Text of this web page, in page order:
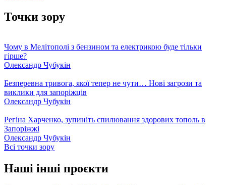
Точки зору
Чому в Мелітополі з бензином та електрикою буде тільки
гірше?
Олександр Чубукін
Безперевна тривога, якої тепер не чути… Нові загрози та
виклики для запоріжців
Олександр Чубукін
Регіна Харченко, зупиніть спилювання здорових тополь в
Запоріжжі
Олександр Чубукін
Всі точки зору
Наші інші проєкти